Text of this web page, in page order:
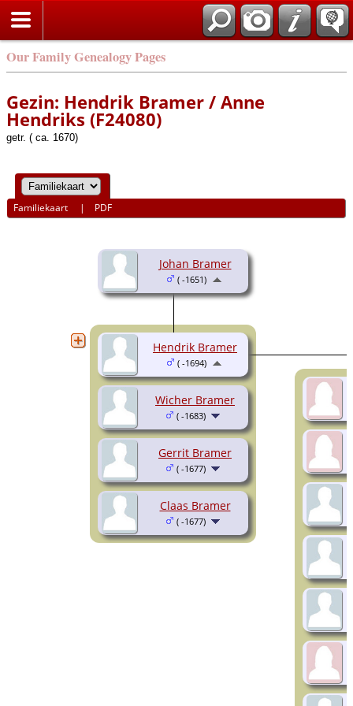
Our Family Genealogy Pages
Gezin: Hendrik Bramer / Anne
Hendriks (F24080)
getr. ( ca. 1670)
Familiekaart | PDF
Johan Bramer
( -1651)
Wicher Bramer
( -1683)
Gerrit Bramer
( -1677)
Claas Bramer
( -1677)
Hendrik Bramer
( -1694)